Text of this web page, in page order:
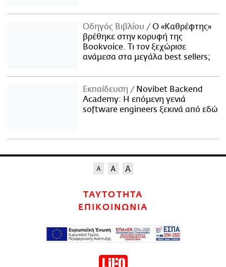
Οδηγός Βιβλίου
Ο «Καθρέφτης»
βρέθηκε στην κορυφή της
Bookvoice. Τι τον ξεχώρισε
ανάμεσα στα μεγάλα best sellers;
Εκπαίδευση
Novibet Backend
Academy: Η επόμενη γενιά
software engineers ξεκινά από εδώ
ΤΑΥΤΟΤΗΤΑ
ΕΠΙΚΟΙΝΩΝΙΑ